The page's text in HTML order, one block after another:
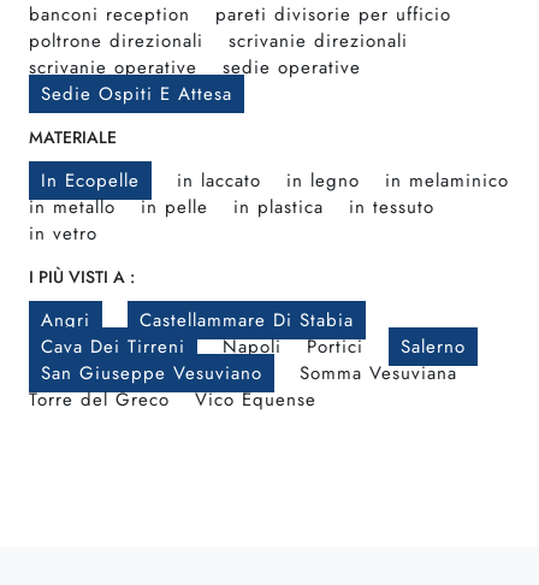
banconi reception
pareti divisorie per ufficio
poltrone direzionali
scrivanie direzionali
scrivanie operative
sedie operative
Sedie Ospiti E Attesa
MATERIALE
In Ecopelle in laccato in legno
in melaminico
in metallo
in pelle in plastica
in tessuto
in vetro
I PIÙ VISTI A :
Angri
Castellammare Di Stabia
Cava Dei Tirreni
Napoli Portici
Salerno
San Giuseppe Vesuviano
Somma Vesuviana
Torre del Greco
Vico Equense